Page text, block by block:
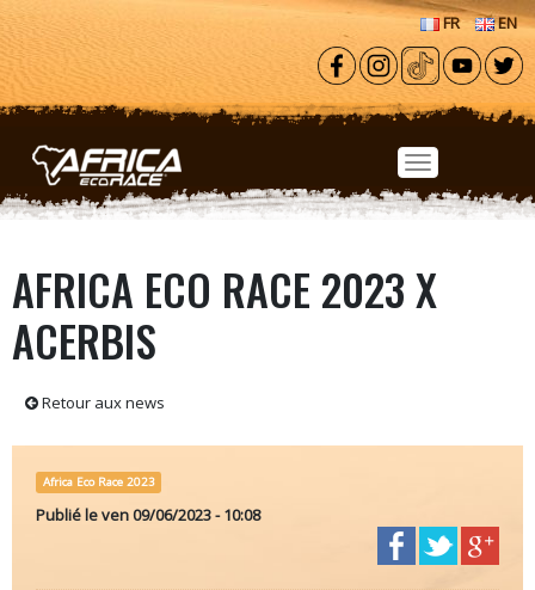
Aller au contenu principal
FR EN
AFRICA ECO RACE 2023 X
ACERBIS
Retour aux news
Africa Eco Race 2023
Publié leven 09/06/2023 - 10:08